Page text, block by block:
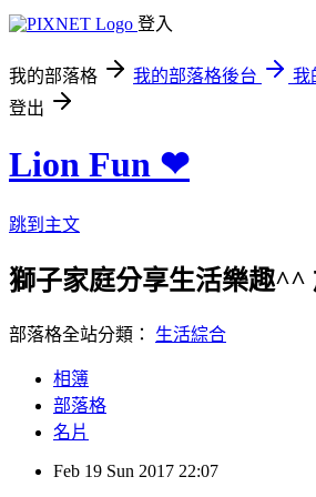
登入
我的部落格 我的部落格後台
我
登出
Lion Fun ❤
跳到主文
獅子家庭分享生活樂趣^^
部落格全站分類： 生活綜合
相簿
部落格
名片
Feb 19 Sun 2017 22:07